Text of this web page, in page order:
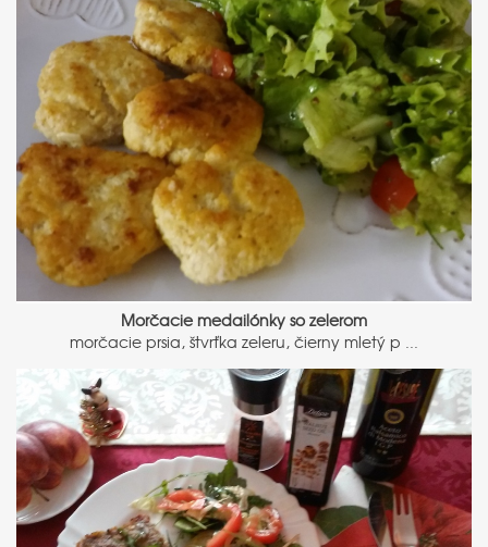
Morčacie medailónky so zelerom
morčacie prsia, štvrťka zeleru, čierny mletý p ...